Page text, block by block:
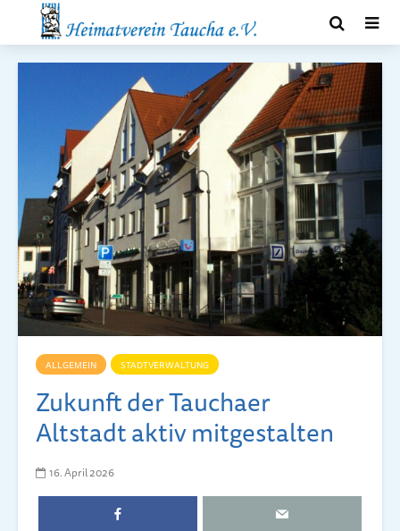
ALLGEMEIN STADTVERWALTUNG
Zukunft der Tauchaer
Altstadt aktiv mitgestalten
16. April 2026